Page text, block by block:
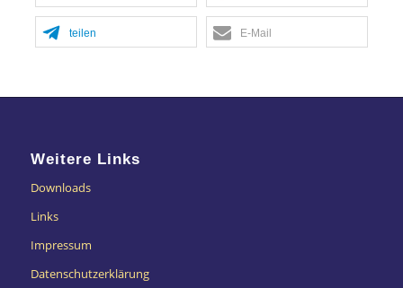
teilen E-Mail
Weitere Links
Downloads
Links
Impressum
Datenschutzerklärung